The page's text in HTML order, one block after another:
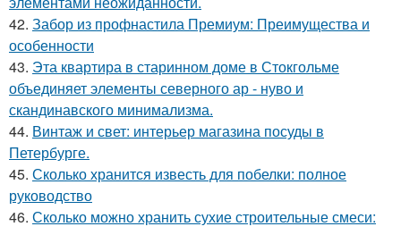
42. Забор из профнастила Премиум: Преимущества и
особенности
43. Эта квартира в старинном доме в Стокгольме
объединяет элементы северного ар - нуво и
скандинавского минимализма.
44. Винтаж и свет: интерьер магазина посуды в
Петербурге.
45. Сколько хранится известь для побелки: полное
руководство
46. Сколько можно хранить сухие строительные смеси: